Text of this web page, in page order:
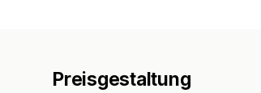
Preisgestaltung